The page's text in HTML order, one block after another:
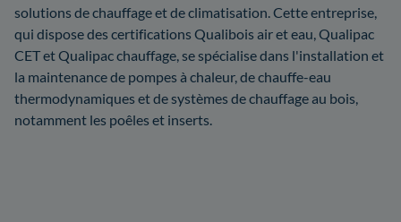
solutions de chauffage et de climatisation. Cette entreprise,
qui dispose des certifications Qualibois air et eau, Qualipac
CET et Qualipac chauffage, se spécialise dans l'installation et
la maintenance de pompes à chaleur, de chauffe-eau
thermodynamiques et de systèmes de chauffage au bois,
notamment les poêles et inserts.